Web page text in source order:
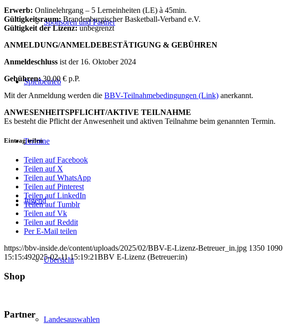
Sponsoren und Partner
Spielbetrieb
Termine
Jugend
Übersicht
Landesauswahlen
Erwerb: Onlinelehrgang – 5 Lerneinheiten (LE) à 45min.
Gültigkeitsraum:Brandenburgischer Basketball-Verband e.V.
Gültigkeit der Lizenz:unbegrenzt
ANMELDUNG/ANMELDEBESTÄTIGUNG & GEBÜHREN
Anmeldeschluss ist der 16. Oktober 2024
Gebühren:30,00 € p.P.
Mit der Anmeldung werden die BBV-Teilnahmebedingungen (Link) anerkannt.
ANWESENHEITSPFLICHT/AKTIVE TEILNAHME
Es besteht die Pflicht der Anwesenheit und aktiven Teilnahme beim genannten Termin.
Eintrag teilen
Teilen auf Facebook
Teilen auf X
Teilen auf WhatsApp
Teilen auf Pinterest
Teilen auf LinkedIn
Teilen auf Tumblr
Teilen auf Vk
Teilen auf Reddit
Per E-Mail teilen
https://bbv-inside.de/content/uploads/2025/02/BBV-E-Lizenz-Betreuer_in.jpg 1350 1090
15:15:492025-02-11 15:19:21BBV E-Lizenz (Betreuer:in)
Shop
Partner